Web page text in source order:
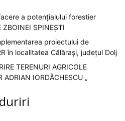
a potențialului forestier
SPINEȘTI
proiectului de
în localitatea Călărași, județul Dolj
TERENURI AGRICOLE
ADRIAN IORDĂCHESCU „